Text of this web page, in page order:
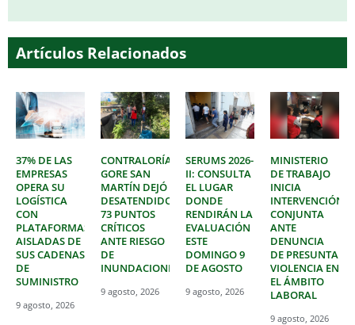
Artículos Relacionados
37% DE LAS
EMPRESAS
OPERA SU
LOGÍSTICA
CON
PLATAFORMAS
AISLADAS DE
SUS CADENAS
DE
SUMINISTRO
9 agosto, 2026
CONTRALORÍA:
GORE SAN
MARTÍN DEJÓ
DESATENDIDOS
73 PUNTOS
CRÍTICOS
ANTE RIESGO
DE
INUNDACIONES
9 agosto, 2026
SERUMS 2026-
II: CONSULTA
EL LUGAR
DONDE
RENDIRÁN LA
EVALUACIÓN
ESTE
DOMINGO 9
DE AGOSTO
9 agosto, 2026
MINISTERIO
DE TRABAJO
INICIA
INTERVENCIÓN
CONJUNTA
ANTE
DENUNCIA
DE PRESUNTA
VIOLENCIA EN
EL ÁMBITO
LABORAL
9 agosto, 2026